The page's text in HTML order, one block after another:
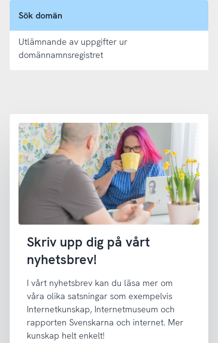
Sök domän
Utlämnande av uppgifter ur
domännamnsregistret
Skriv upp dig på vårt
nyhetsbrev!
I vårt nyhetsbrev kan du läsa mer om
våra olika satsningar som exempelvis
Internetkunskap, Internetmuseum och
rapporten Svenskarna och internet. Mer
kunskap helt enkelt!